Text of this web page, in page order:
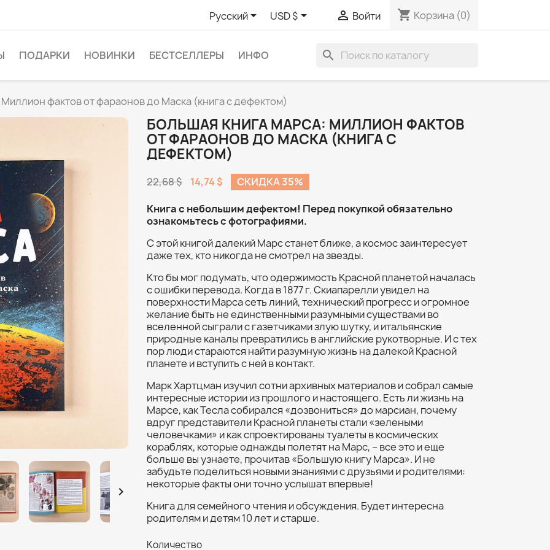
Русский USD $  Войти shopping_cart Корзина (0)
ПОДАРКИ НОВИНКИ БЕСТСЕЛЛЕРЫ ИНФО search
фактов от фараонов до Маска (книга с дефектом)

БОЛЬШАЯ КНИГА МАРСА: МИЛЛИОН ФАКТОВ
ОТ ФАРАОНОВ ДО МАСКА (КНИГА С
ДЕФЕКТОМ)
22,68 $ 14,74 $
СКИДКА 35%
Книга с небольшим дефектом! Перед покупкой обязательно
ознакомьтесь с фотографиями.
С этой книгой далекий Марс станет ближе, а космос заинтересует
даже тех, кто никогда не смотрел на звезды.
Кто бы мог подумать, что одержимость Красной планетой началась
с ошибки перевода. Когда в 1877 г. Скиапарелли увидел на
поверхности Марса сеть линий, технический прогресс и огромное
желание быть не единственными разумными существами во
вселенной сыграли с газетчиками злую шутку, и итальянские
природные каналы превратились в английские рукотворные. И с тех
пор люди стараются найти разумную жизнь на далекой Красной
планете и вступить с ней в контакт.
Марк Хартцман изучил сотни архивных материалов и собрал самые
интересные истории из прошлого и настоящего. Есть ли жизнь на
Марсе, как Тесла собирался «дозвониться» до марсиан, почему
вдруг представители Красной планеты стали «зелеными
человечками» и как спроектированы туалеты в космических
кораблях, которые однажды полетят на Марс, – все это и еще
больше вы узнаете, прочитав «Большую книгу Марса». И не
забудьте поделиться новыми знаниями с друзьями и родителями:
некоторые факты они точно услышат впервые!
Книга для семейного чтения и обсуждения. Будет интересна
родителям и детям 10 лет и старше.
Количество